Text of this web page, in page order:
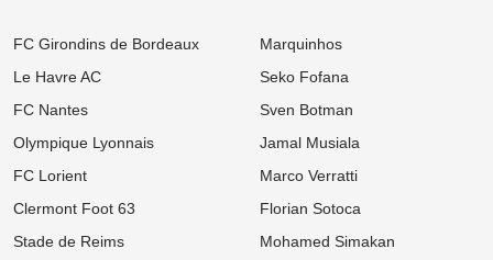
28/07 Ligue 1
Mercato PSG : Maghnes Akliouche, Julian Alvarez, Ferran Torres...
La short-list XXL s'agrandit encore
27/07 Ligue 1
Pourquoi Paris réclame 170 M€ pour Barcola
Mercato PSG : Paris prépare un nouveau coup ciblé en défense !
27/07 Ligue 1
FC Girondins de Bordeaux
Le Havre AC
FC Nantes
Olympique Lyonnais
FC Lorient
Clermont Foot 63
Stade de Reims
Marquinhos
Seko Fofana
Sven Botman
Jamal Musiala
Marco Verratti
Florian Sotoca
Mohamed Simakan